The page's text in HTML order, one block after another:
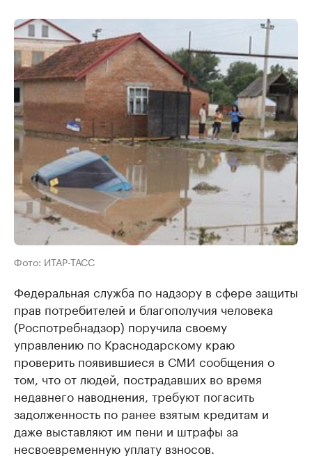
Фото: ИТАР-ТАСС
Федеральная служба по надзору в сфере защиты
прав потребителей и благополучия человека
(Роспотребнадзор) поручила своему
управлению по Краснодарскому краю
проверить появившиеся в СМИ сообщения о
том, что от людей, пострадавших во время
недавнего наводнения, требуют погасить
задолженность по ранее взятым кредитам и
даже выставляют им пени и штрафы за
несвоевременную уплату взносов.